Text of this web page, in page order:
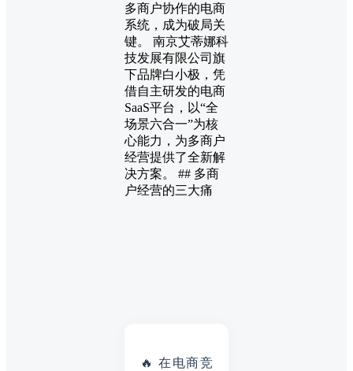
多商户协作的电商
系统，成为破局关
键。 南京艾蒂娜科
技发展有限公司旗
下品牌白小极，凭
借自主研发的电商
SaaS平台，以“全
场景六合一”为核
心能力，为多商户
经营提供了全新解
决方案。 ## 多商
户经营的三大痛
🔥 在电商竞